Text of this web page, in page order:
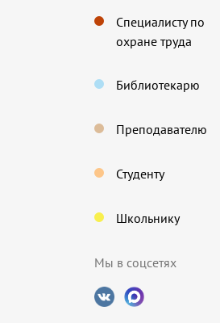
Специалисту по
охране труда
Библиотекарю
Преподавателю
Студенту
Школьнику
Мы в соцсетях